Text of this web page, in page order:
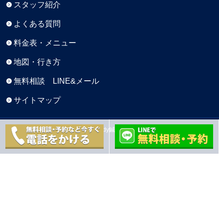
スタッフ紹介
よくある質問
料金表・メニュー
地図・行き方
無料相談 LINE&メール
サイトマップ
Copyright © 元町BaseBody鍼灸院 All Rights Reserved.